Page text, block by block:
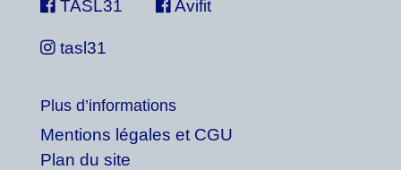
TASL31 Avifit
tasl31
Plus d’informations
Mentions légales et CGU
Plan du site